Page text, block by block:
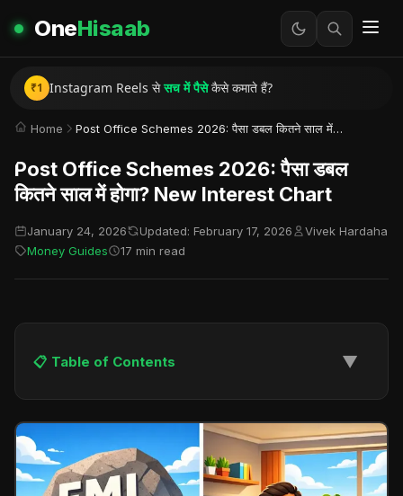
OneHisaab
₹1 Instagram Reels सेसच में पैसेकैसे कमाते हैं?
गरीब से अमीर बनने कीसच्ची कहानी
Home Post Office Schemes 2026: पैसा डबल कितने साल में होगा? New Interest Chart
Post Office Schemes 2026: पैसा डबल
कितने साल में होगा? New Interest Chart
January 24, 2026 Updated: February 17, 2026
Vivek Hardaha
Money Guides
17 min read
📋 Table of Contents ▼